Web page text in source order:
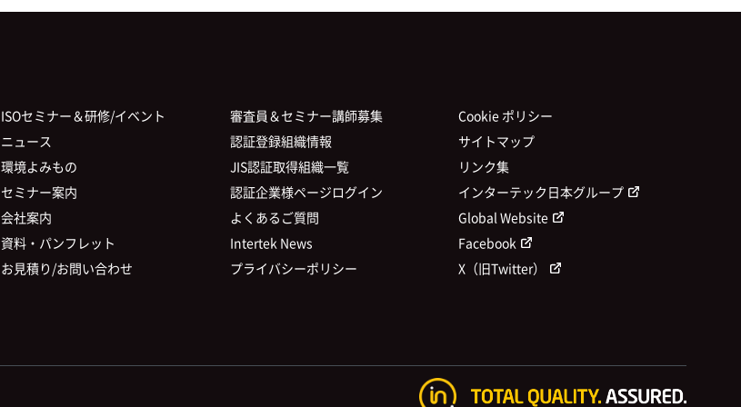
ISOセミナー＆研修/イベント
ニュース
環境よみもの
セミナー案内
会社案内
資料・パンフレット
お見積り/お問い合わせ
審査員＆セミナー講師募集
認証登録組織情報
JIS認証取得組織一覧
認証企業様ページログイン
よくあるご質問
Intertek News
プライバシーポリシー
Cookie ポリシー
サイトマップ
リンク集
インターテック日本グループ
Global Website
Facebook
X（旧Twitter）